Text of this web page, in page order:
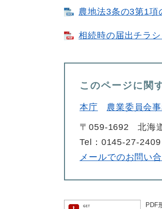
農地法3条の3第1
相続時の届出チラ
このページに関
本庁 農業委員会
〒059-1692
北海
Tel：0145-27-2409
メールでのお問い
PDF